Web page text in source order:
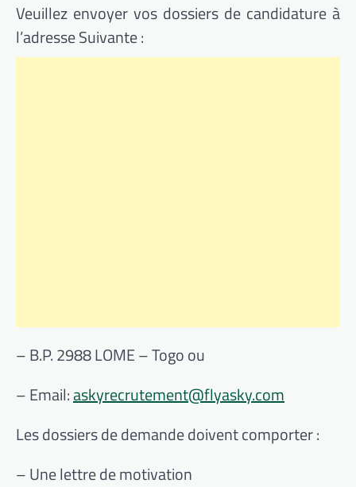
Veuillez envoyer vos dossiers de candidature à
l’adresse Suivante :
– B.P. 2988 LOME – Togo ou
– Email:askyrecrutement@flyasky.com
Les dossiers de demande doivent comporter :
– Une lettre de motivation